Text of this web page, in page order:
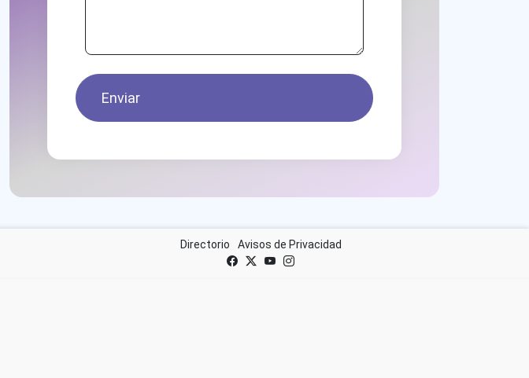
Enviar
Directorio Avisos de Privacidad